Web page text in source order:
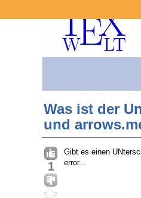
Was ist der
und
1
Gibt es einen
error...